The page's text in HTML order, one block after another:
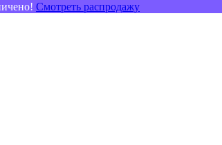
Смотреть распродажу